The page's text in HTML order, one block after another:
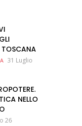
31 Luglio
NELLO
26